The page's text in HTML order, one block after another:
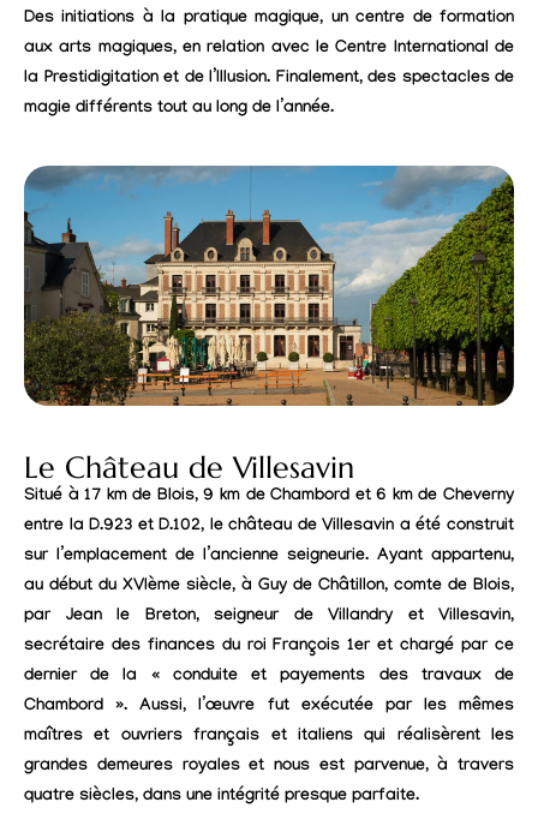
Des initiations à la pratique magique, un centre de formation
aux arts magiques, en relation avec le Centre International de
la Prestidigitation et de l’Illusion. Finalement, des spectacles de
magie différents tout au long de l’année.
Le Château de Villesavin
Situé à 17 km de Blois, 9 km de Chambord et 6 km de Cheverny
entre la D.923 et D.102, le château de Villesavin a été construit
sur l’emplacement de l’ancienne seigneurie. Ayant appartenu,
au début du XVIème siècle, à Guy de Châtillon, comte de Blois,
par Jean le Breton, seigneur de Villandry et Villesavin,
secrétaire des finances du roi François 1er et chargé par ce
dernier de la « conduite et payements des travaux de
Chambord ». Aussi, l’œuvre fut exécutée par les mêmes
maîtres et ouvriers français et italiens qui réalisèrent les
grandes demeures royales et nous est parvenue, à travers
quatre siècles, dans une intégrité presque parfaite.